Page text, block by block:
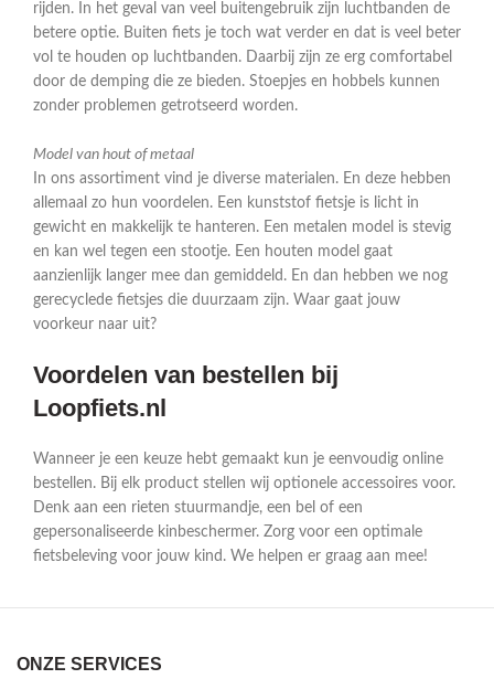
rijden. In het geval van veel buitengebruik zijn luchtbanden de
betere optie. Buiten fiets je toch wat verder en dat is veel beter
vol te houden op luchtbanden. Daarbij zijn ze erg comfortabel
door de demping die ze bieden. Stoepjes en hobbels kunnen
zonder problemen getrotseerd worden.
Model van hout of metaal
In ons assortiment vind je diverse materialen. En deze hebben
allemaal zo hun voordelen. Een kunststof fietsje is licht in
gewicht en makkelijk te hanteren. Een metalen model is stevig
en kan wel tegen een stootje. Een houten model gaat
aanzienlijk langer mee dan gemiddeld. En dan hebben we nog
gerecyclede fietsjes die duurzaam zijn. Waar gaat jouw
voorkeur naar uit?
Voordelen van bestellen bij
Loopfiets.nl
Wanneer je een keuze hebt gemaakt kun je eenvoudig online
bestellen. Bij elk product stellen wij optionele accessoires voor.
Denk aan een rieten stuurmandje, een bel of een
gepersonaliseerde kinbeschermer. Zorg voor een optimale
fietsbeleving voor jouw kind. We helpen er graag aan mee!
ONZE SERVICES